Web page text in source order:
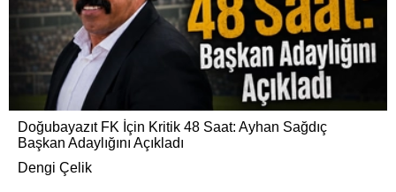
Doğubayazıt FK İçin Kritik 48 Saat: Ayhan Sağdıç
Başkan Adaylığını Açıkladı
Dengi Çelik